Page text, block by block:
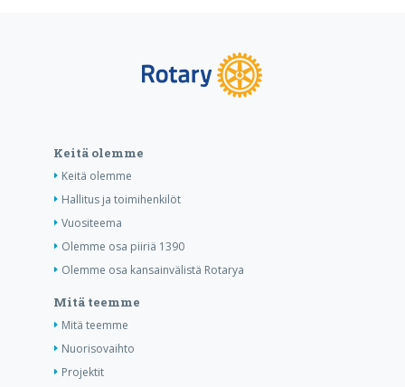
Keitä olemme
Keitä olemme
Hallitus ja toimihenkilöt
Vuositeema
Olemme osa piiriä 1390
Olemme osa kansainvälistä Rotarya
Mitä teemme
Mitä teemme
Nuorisovaihto
Projektit